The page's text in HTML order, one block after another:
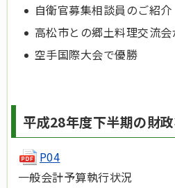
自衛官募集相談員のご紹介
高松市との郷土料理交流
空手国際大会で優勝
平成28年度下半期の財
P04
一般会計予算執行状況